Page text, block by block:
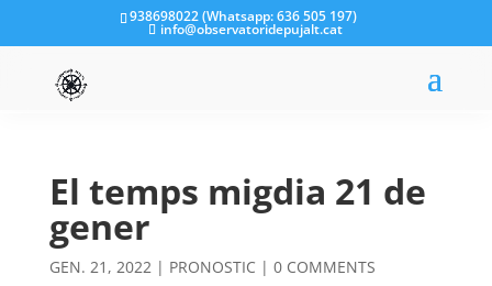
938698022 (Whatsapp: 636 505 197)
info@observatoridepujalt.cat
El temps migdia 21 de
gener
GEN. 21, 2022| PRONOSTIC | 0 COMMENTS